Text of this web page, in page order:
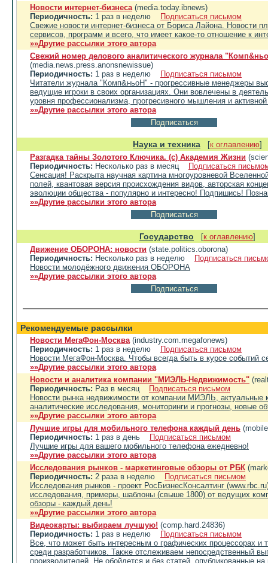
Новости интернет-бизнеса(media.today.ibnews)
Периодичность: 1 раз в неделю
Подписаться письмом
Свежие новости интернет-бизнеса от Бориса Лайона. Новости
сервисов, программ и всего, что имеет какое-то отношение к
»»Другие рассылки этого автора
Свежий номер делового аналитического журнала
(media.news.press.anonsnewissue)
Периодичность: 1 раз в неделю
Подписаться письмом
Читатели журнала "Комп&ньоН" - прогрессивные менеджеры
ведущие игроки в своих организациях. Они вовлечены в
уровня профессионализма, прогресивного мышления и
»»Другие рассылки этого автора
Наука и техника [к оглавлению]
Разгадка тайны Золотого Ключика. (с) Академия Жизни
Периодичность: Несколько раз в месяц
Подписаться
Сенсация! Раскрыта научная картина многоуровневой
полей, квантовая версия происхождения видов, авторская
эволюции общества - популярно и интересно! Подпишись!
»»Другие рассылки этого автора
Государство [к оглавлению]
Движение ОБОРОНА: новости (state.politics.oborona)
Периодичность: Несколько раз в неделю
Подписаться
Новости молодёжного движения ОБОРОНА
»»Другие рассылки этого автора
Рекомендуемые рассылки
Новости МегаФон-Москва(industry.com.megafonews)
Периодичность: 1 раз в неделю
Подписаться письмом
Новости МегаФон-Москва. Чтобы всегда быть в курсе событий
»»Другие рассылки этого автора
Новости и аналитика компании "МИЭЛЬ-Недвижимость"
Периодичность: Раз в месяц
Подписаться письмом
Новости рынка недвижимости от компании МИЭЛЬ, актуальные
аналитические исследования, мониторинги и прогнозы, новые
»»Другие рассылки этого автора
Лучшие игры для мобильного телефона каждый день
Периодичность: 1 раз в день
Подписаться письмом
Лучшие игры для вашего мобильного телефона ежедневно!
»»Другие рассылки этого автора
Исследования рынков - маркетинговые обзоры от РБК
Периодичность: 2 раза в неделю
Подписаться письмом
Исследования рынков - проект РосБизнесКонсалтинг
исследования, примеры, шаблоны (свыше 1800) от ведущих
обзоры - каждый день!
»»Другие рассылки этого автора
Видеокарты: выбираем лучшую! (comp.hard.24836)
Периодичность: 1 раз в неделю
Подписаться письмом
Все, что может быть интересным о графических процессорах и
среди разработчиков. Также отслеживаем непосредственный
производителей. Не обойдется и без статей, опубликованные